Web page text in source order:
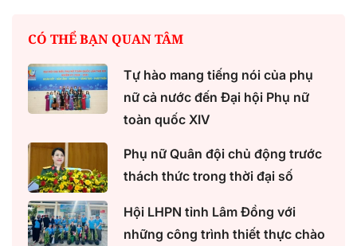
CÓ THỂ BẠN QUAN TÂM
Tự hào mang tiếng nói của phụ
nữ cả nước đến Đại hội Phụ nữ
toàn quốc XIV
Phụ nữ Quân đội chủ động trước
thách thức trong thời đại số
Hội LHPN tỉnh Lâm Đồng với
những công trình thiết thực chào